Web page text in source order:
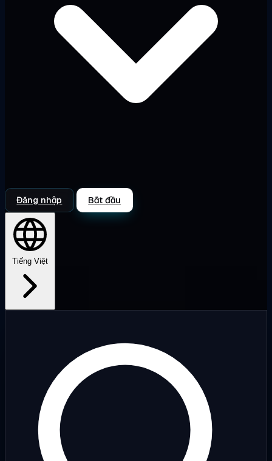
Đăng nhập Bắt đầu
Tiếng Việt